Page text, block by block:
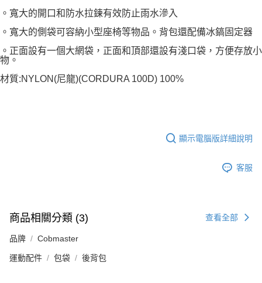
。寬大的開口和防水拉鍊有效防止雨水滲入
。寬大的側袋可容納小型座椅等物品。背包還配備冰鎬固定器
。正面設有一個大網袋，正面和頂部還設有淺口袋，方便存放小
物。
材質:NYLON(尼龍)(CORDURA 100D) 100%
顯示電腦版詳細說明
客服
商品相關分類 (3) 查看全部
品牌 Cobmaster
運動配件 包袋 後背包